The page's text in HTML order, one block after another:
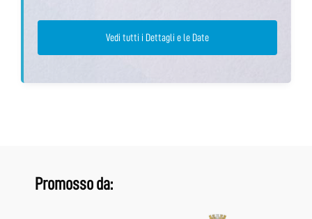
Vedi tutti i Dettagli e le Date
Promosso da: